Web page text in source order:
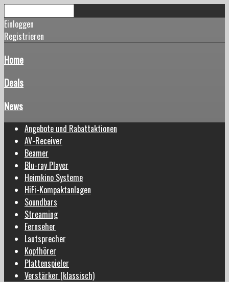
Einloggen
Registrieren
Home
Deals
News
Angebote und Rabattaktionen
AV-Receiver
Beamer
Blu-ray Player
Heimkino Systeme
HiFi-Kompaktanlagen
Soundbars
Streaming
Fernseher
Lautsprecher
Kopfhörer
Plattenspieler
Verstärker (klassisch)